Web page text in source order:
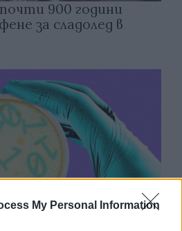
My Personal Information
900 години
за сладолед в